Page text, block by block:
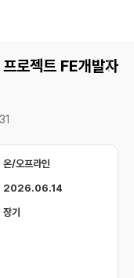
로젝트 FE개발자
온/오프라인
2026.06.14
장기